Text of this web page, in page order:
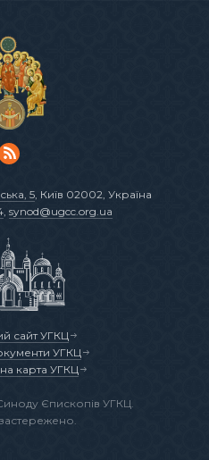
5 , Київ 02002, Україна
, synod@ugcc.org.ua
сайт УГКЦ
УГКЦ
карта УГКЦ
Єпископів УГКЦ.